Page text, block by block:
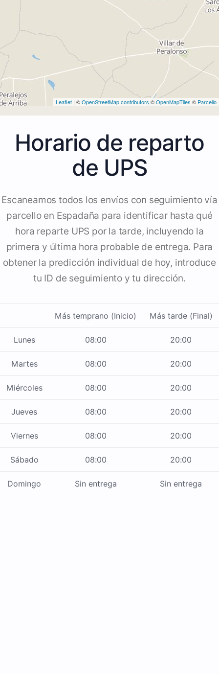
Leaflet | ©OpenStreetMap contributors ©OpenMapTiles © Parcello
Horario de reparto
de UPS
Escaneamos todos los envíos con seguimiento vía
parcello en Espadaña para identificar hasta qué
hora reparte UPS por la tarde, incluyendo la
primera y última hora probable de entrega. Para
obtener la predicción individual de hoy, introduce
tu ID de seguimiento y tu dirección.
Más temprano (Inicio) Más tarde (Final)
Lunes 08:00 20:00
Martes 08:00 20:00
Miércoles 08:00 20:00
Jueves 08:00 20:00
Viernes 08:00 20:00
Sábado 08:00 20:00
Domingo Sin entrega Sin entrega